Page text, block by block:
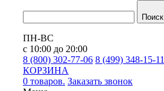
Поиск
ПН-ВС
с 10:00 до 20:00
8 (800) 302-77-06 8 (499) 348-15-11
КОРЗИНА
0 товаров. Заказать звонок